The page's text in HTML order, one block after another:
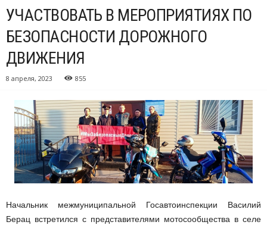
УЧАСТВОВАТЬ В МЕРОПРИЯТИЯХ ПО
БЕЗОПАСНОСТИ ДОРОЖНОГО
ДВИЖЕНИЯ
8 апреля, 2023 855
Начальник межмуниципальной Госавтоинспекции Василий
Берац встретился с представителями мотосообщества в селе